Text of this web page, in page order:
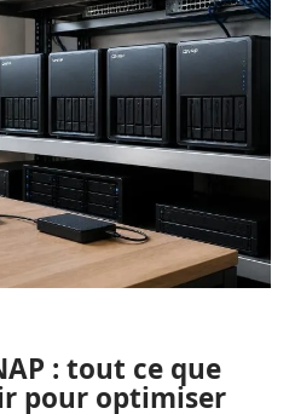
: tout ce que
pour optimiser